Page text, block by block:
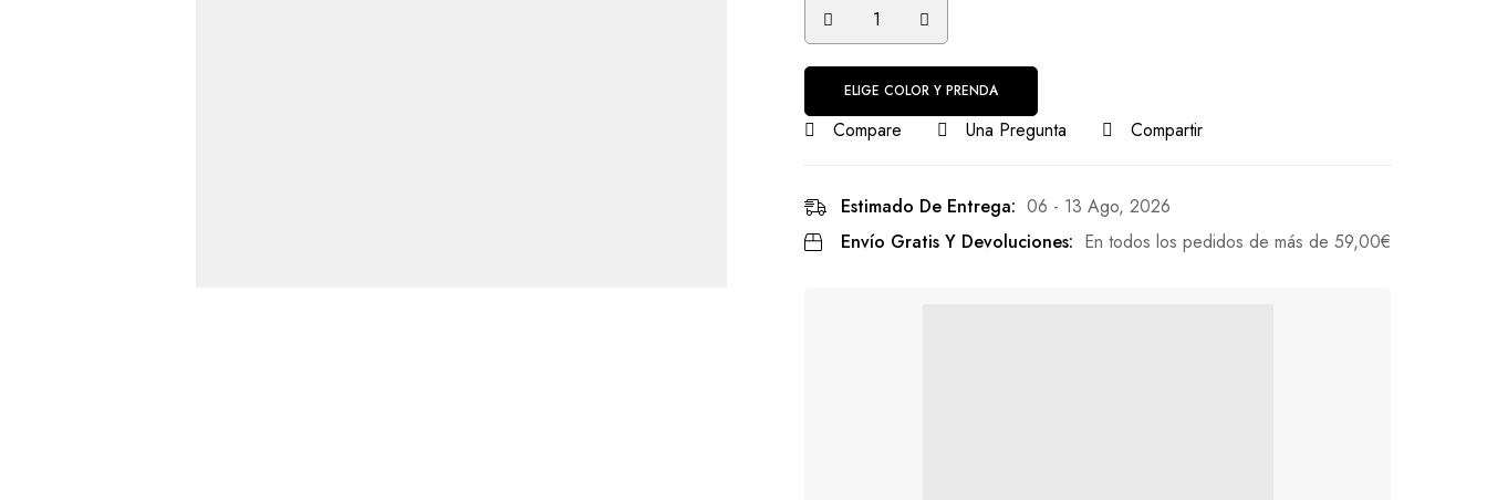
ELIGE COLOR Y PRENDA
Compare Una Pregunta Compartir
Estimado De Entrega: 06 - 13 Ago, 2026
Envío Gratis Y Devoluciones: En todos los pedidos de más de 59,00€